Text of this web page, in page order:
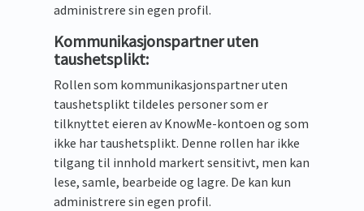
administrere sin egen profil.
Kommunikasjonspartner uten
taushetsplikt:
Rollen som kommunikasjonspartner uten
taushetsplikt tildeles personer som er
tilknyttet eieren av KnowMe-kontoen og som
ikke har taushetsplikt. Denne rollen har ikke
tilgang til innhold markert sensitivt, men kan
lese, samle, bearbeide og lagre. De kan kun
administrere sin egen profil.